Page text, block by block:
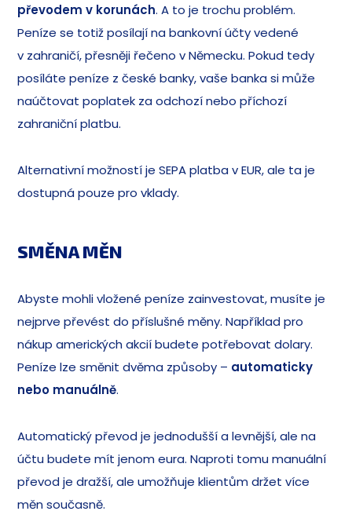
převodem v korunách. A to je trochu problém.
Peníze se totiž posílají na bankovní účty vedené
v zahraničí, přesněji řečeno v Německu. Pokud tedy
posíláte peníze z české banky, vaše banka si může
naúčtovat poplatek za odchozí nebo příchozí
zahraniční platbu.
Alternativní možností je SEPA platba v EUR, ale ta je
dostupná pouze pro vklady.
SMĚNA MĚN
Abyste mohli vložené peníze zainvestovat, musíte je
nejprve převést do příslušné měny. Například pro
nákup amerických akcií budete potřebovat dolary.
Peníze lze směnit dvěma způsoby – automaticky
nebo manuálně.
Automatický převod je jednodušší a levnější, ale na
účtu budete mít jenom eura. Naproti tomu manuální
převod je dražší, ale umožňuje klientům držet více
měn současně.